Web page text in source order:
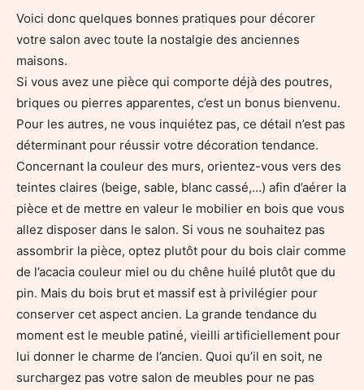
Voici donc quelques bonnes pratiques pour décorer
votre salon avec toute la nostalgie des anciennes
maisons.
Si vous avez une pièce qui comporte déjà des poutres,
briques ou pierres apparentes, c’est un bonus bienvenu.
Pour les autres, ne vous inquiétez pas, ce détail n’est pas
déterminant pour réussir votre décoration tendance.
Concernant la couleur des murs, orientez-vous vers des
teintes claires (beige, sable, blanc cassé,…) afin d’aérer la
pièce et de mettre en valeur le mobilier en bois que vous
allez disposer dans le salon. Si vous ne souhaitez pas
assombrir la pièce, optez plutôt pour du bois clair comme
de l’acacia couleur miel ou du chêne huilé plutôt que du
pin. Mais du bois brut et massif est à privilégier pour
conserver cet aspect ancien. La grande tendance du
moment est le meuble patiné, vieilli artificiellement pour
lui donner le charme de l’ancien. Quoi qu’il en soit, ne
surchargez pas votre salon de meubles pour ne pas